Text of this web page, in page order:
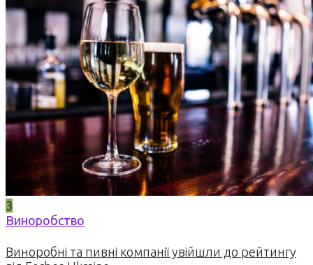
3
Виноробство
Виноробні та пивні компанії увійшли до рейтингу